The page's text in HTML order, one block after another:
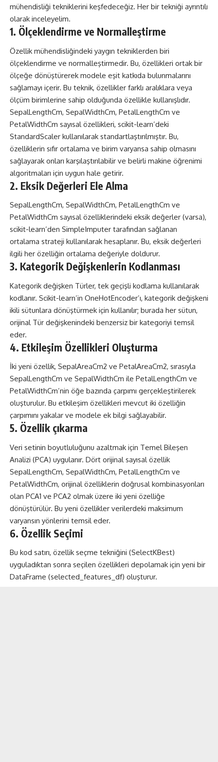
mühendisliği tekniklerini keşfedeceğiz. Her bir tekniği ayrıntılı
olarak inceleyelim.
1. Ölçeklendirme ve Normalleştirme
Özellik mühendisliğindeki yaygın tekniklerden biri
ölçeklendirme ve normalleştirmedir. Bu, özellikleri ortak bir
ölçeğe dönüştürerek modele eşit katkıda bulunmalarını
sağlamayı içerir. Bu teknik, özellikler farklı aralıklara veya
ölçüm birimlerine sahip olduğunda özellikle kullanışlıdır.
SepalLengthCm, SepalWidthCm, PetalLengthCm ve
PetalWidthCm sayısal özellikleri, scikit-learn’deki
StandardScaler kullanılarak standartlaştırılmıştır. Bu,
özelliklerin sıfır ortalama ve birim varyansa sahip olmasını
sağlayarak onları karşılaştırılabilir ve belirli makine öğrenimi
algoritmaları için uygun hale getirir.
2. Eksik Değerleri Ele Alma
SepalLengthCm, SepalWidthCm, PetalLengthCm ve
PetalWidthCm sayısal özelliklerindeki eksik değerler (varsa),
scikit-learn’den SimpleImputer tarafından sağlanan
ortalama strateji kullanılarak hesaplanır. Bu, eksik değerleri
ilgili her özelliğin ortalama değeriyle doldurur.
3. Kategorik Değişkenlerin Kodlanması
Kategorik değişken Türler, tek geçişli kodlama kullanılarak
kodlanır. Scikit-learn’in OneHotEncoder’ı, kategorik değişkeni
ikili sütunlara dönüştürmek için kullanılır; burada her sütun,
orijinal Tür değişkenindeki benzersiz bir kategoriyi temsil
eder.
4. Etkileşim Özellikleri Oluşturma
İki yeni özellik, SepalAreaCm2 ve PetalAreaCm2, sırasıyla
SepalLengthCm ve SepalWidthCm ile PetalLengthCm ve
PetalWidthCm’nin öğe bazında çarpımı gerçekleştirilerek
oluşturulur. Bu etkileşim özellikleri mevcut iki özelliğin
çarpımını yakalar ve modele ek bilgi sağlayabilir.
5. Özellik çıkarma
Veri setinin boyutluluğunu azaltmak için Temel Bileşen
Analizi (PCA) uygulanır. Dört orijinal sayısal özellik
SepalLengthCm, SepalWidthCm, PetalLengthCm ve
PetalWidthCm, orijinal özelliklerin doğrusal kombinasyonları
olan PCA1 ve PCA2 olmak üzere iki yeni özelliğe
dönüştürülür. Bu yeni özellikler verilerdeki maksimum
varyansın yönlerini temsil eder.
6. Özellik Seçimi
Bu kod satırı, özellik seçme tekniğini (SelectKBest)
uyguladıktan sonra seçilen özellikleri depolamak için yeni bir
DataFrame (selected_features_df) oluşturur.